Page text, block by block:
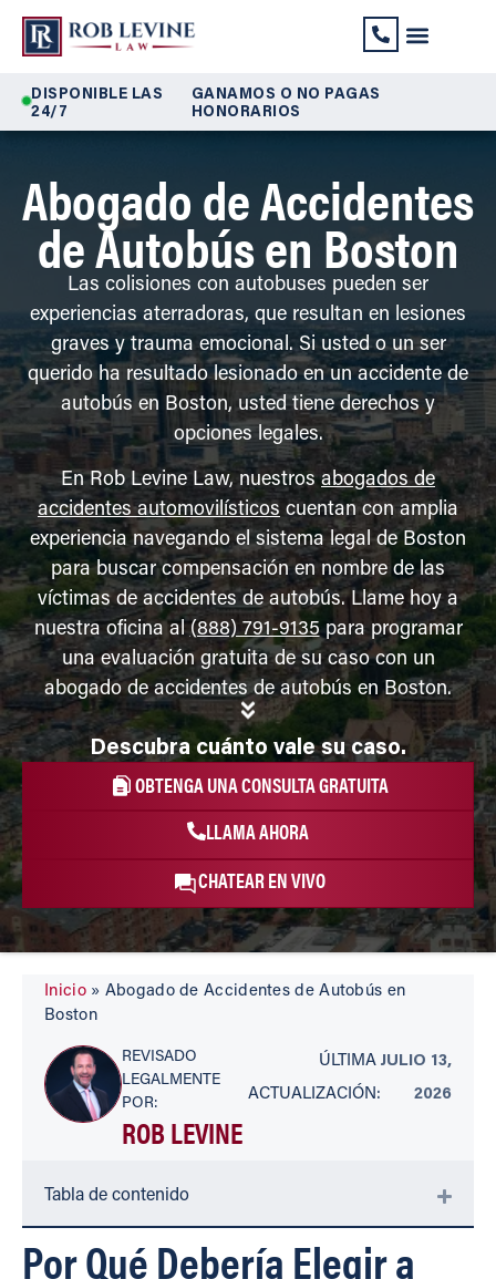
DISPONIBLE LAS
24/7
GANAMOS O NO PAGAS
HONORARIOS
Abogado de Accidentes
de Autobús en Boston
Las colisiones con autobuses pueden ser
experiencias aterradoras, que resultan en lesiones
graves y trauma emocional. Si usted o un ser
querido ha resultado lesionado en un accidente de
autobús en Boston, usted tiene derechos y
opciones legales.
En Rob Levine Law, nuestrosabogados de
accidentes automovilísticos cuentan con amplia
experiencia navegando el sistema legal de Boston
para buscar compensación en nombre de las
víctimas de accidentes de autobús. Llame hoy a
nuestra oficina al(888) 791-9135para programar
una evaluación gratuita de su caso con un
abogado de accidentes de autobús en Boston.
Descubra cuánto vale su caso.
OBTENGA UNA CONSULTA GRATUITA
LLAMA AHORA
CHATEAR EN VIVO
Inicio» Abogado de Accidentes de Autobús en
Boston
REVISADO
LEGALMENTE
POR:
ROB LEVINE
ÚLTIMA
ACTUALIZACIÓN:
JULIO 13,
2026
Tabla de contenido
Por Qué Debería Elegir a